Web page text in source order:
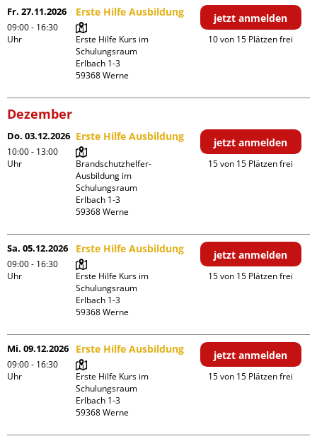
Fr. 27.11.2026
09:00 - 16:30
Uhr
Erste Hilfe Ausbildung
Erste Hilfe Kurs im
Schulungsraum
Erlbach 1-3
jetzt anmelden
10 von 15 Plätzen frei
Dezember
Do. 03.12.2026
10:00 - 13:00
Uhr
Erste Hilfe Ausbildung
Brandschutzhelfer-
Ausbildung im
Schulungsraum
Erlbach 1-3
jetzt anmelden
15 von 15 Plätzen frei
Sa. 05.12.2026
09:00 - 16:30
Uhr
Erste Hilfe Ausbildung
Erste Hilfe Kurs im
Schulungsraum
Erlbach 1-3
jetzt anmelden
15 von 15 Plätzen frei
Mi. 09.12.2026
09:00 - 16:30
Uhr
Erste Hilfe Ausbildung
Erste Hilfe Kurs im
Schulungsraum
Erlbach 1-3
jetzt anmelden
15 von 15 Plätzen frei